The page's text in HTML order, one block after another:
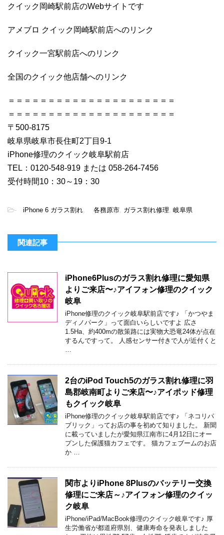
クイック岡崎駅前店のWebサイトです
アメブロ クイック岡崎駅前店へのリンク
クイック一宮駅前店へのリンク
全国のクイック他店舗へのリンク
＝＝＝＝＝＝＝＝＝＝＝＝＝＝＝＝＝＝＝＝＝
＝＝＝＝＝＝＝＝＝＝＝＝＝＝＝＝＝＝＝＝＝
〒500-8175
岐阜県岐阜市長住町2丁目9-1
iPhone修理のクイック岐阜駅前店
TEL：0120-548-919 または 058-264-7456
受付時間10：30～19：30
- iPhone 6 ガラス割れ 各務原市 ガラス割れ修理 岐阜県
関連記事
iPhone6Plusのガラス割れ修理に愛知県
よりご来店〜♪アイフォン修理のクイック
岐阜
iPhone修理のクイック岐阜駅前店です♪ 「かつやま
ディノパーク」って面白いらしいですよ 広さ
1.5Ha、約400mの散策路には実物大恐竜24体が点在
するんですって。 人感センサー付きで人が近付くと
2台のiPod Touch5のガラス割れ修理に羽
島郡岐南町よりご来店〜♪アイポッド修理
もクイック岐阜
iPhone修理のクイック岐阜駅前店です♪ 「ネコリパ
ブリック」ってお店の事を初めて知りました。 新聞
に載っていましたが愛知県江南市に4月12日にオー
プンした保護猫カフェです。 猫カフェブームのお店
か …
関市よりiPhone 8Plusのバッテリー交換
修理にご来店～♪アイフォン修理のクイッ
ク岐阜
iPhone/iPad/MacBook修理のクイック岐阜です♪ 厚
生労働省が都道府県別、健康寿命を発表しました